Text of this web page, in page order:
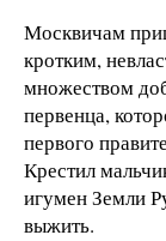
Москвичам
кротким,
множеством
первенца,
первого
Крестил
игумен Земли
выжить.